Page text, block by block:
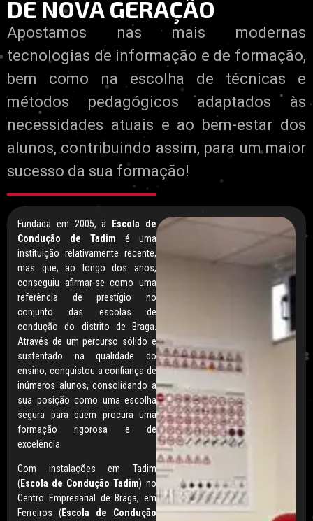
DE NOVA GERAÇÃO
Apostamos nas mais modernas
tecnologias de informação e de formação,
bem como na escolha de técnicas e
métodos pedagógicos adaptados às
necessidades atuais e ao bem-estar dos
alunos, contribuindo assim, para um maior
sucesso da sua formação!
Fundada em 2005, a
Escola de
Condução de Tadim é uma
instituição relativamente recente,
mas que, ao longo dos anos,
conseguiu afirmar-se como uma
referência de prestígio no
conjunto das escolas de
condução do distrito de Braga.
Através de um percurso sólido e
sustentado na qualidade do
ensino, conquistou a confiança de
inúmeros alunos, consolidando a
sua posição como uma escolha
segura para quem procura uma
formação rigorosa e de
excelência.
Com instalações em Tadim
(Escola de Condução Tadim) no
Centro Empresarial de Braga, em
Ferreiros (Escola de Condução